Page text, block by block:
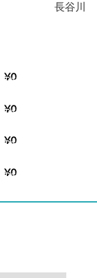
長谷川
のお問い合わせ
¥0
のお問い合わせ
¥0
のお問い合わせ
¥0
のお問い合わせ
¥0